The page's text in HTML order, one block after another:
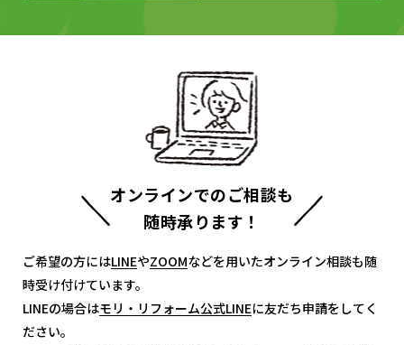
オンラインでのご相談も
随時承ります！
ご希望の方にはLINE
LINEやZOOM
ZOOMなどを用いたオンライン相談も随
時受け付けています。
LINEの場合はモリ・リフォーム公式LINE
モリ・リフォーム公式LINEに友だち申請をしてく
ださい。